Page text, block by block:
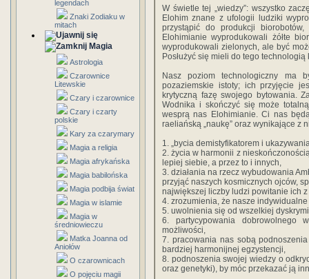
legendach
Znaki Zodiaku w
mitach
Magia
Astrologia
Czarownice
Litewskie
Czary i czarownice
Czary i czarty
polskie
Kary za czarymary
Magia a religia
Magia afrykańska
Magia babilońska
Magia podbija świat
Magia w islamie
Magia w
średniowieczu
Matka Joanna od
Aniołów
O czarownicach
O pojęciu magii
W świetle tej „wiedzy”: wszystko
Elohim znane z ufologii ludziki
przystąpić do produkcji
Elohimianie wyprodukowali żółte
wyprodukowali zielonych, ale być
Posłużyć się mieli do tego
Nasz poziom technologiczny ma
pozaziemskie istoty; ich przyjęcie
krytyczną fazę swojego bytowania.
Wodnika i skończyć się może
wesprą nas Elohimianie. Ci nas
raeliańską „naukę” oraz wynikające z
1. „bycia demistyfikatorem i
2. życia w harmonii z
lepiej siebie, a przez to i innych,
3. działania na rzecz wybudowania
przyjąć naszych kosmicznych ojców,
największej liczby ludzi powitanie ich z
4. zrozumienia, że nasze
5. uwolnienia się od wszelkiej
6. partycypowania dobrowolnego
możliwości,
7. pracowania nas sobą
bardziej harmonijnej egzystencji,
8. podnoszenia swojej wiedzy o
oraz genetyki), by móc przekazać ją